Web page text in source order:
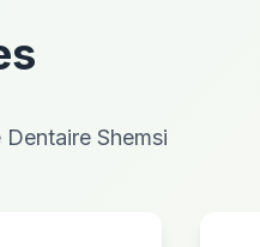
Shemsi